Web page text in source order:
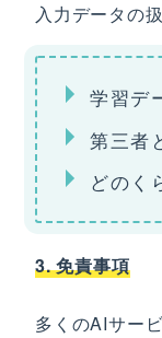
入力データの
学習デ
第三者
どのく
3. 免責事項
多くのAIサー